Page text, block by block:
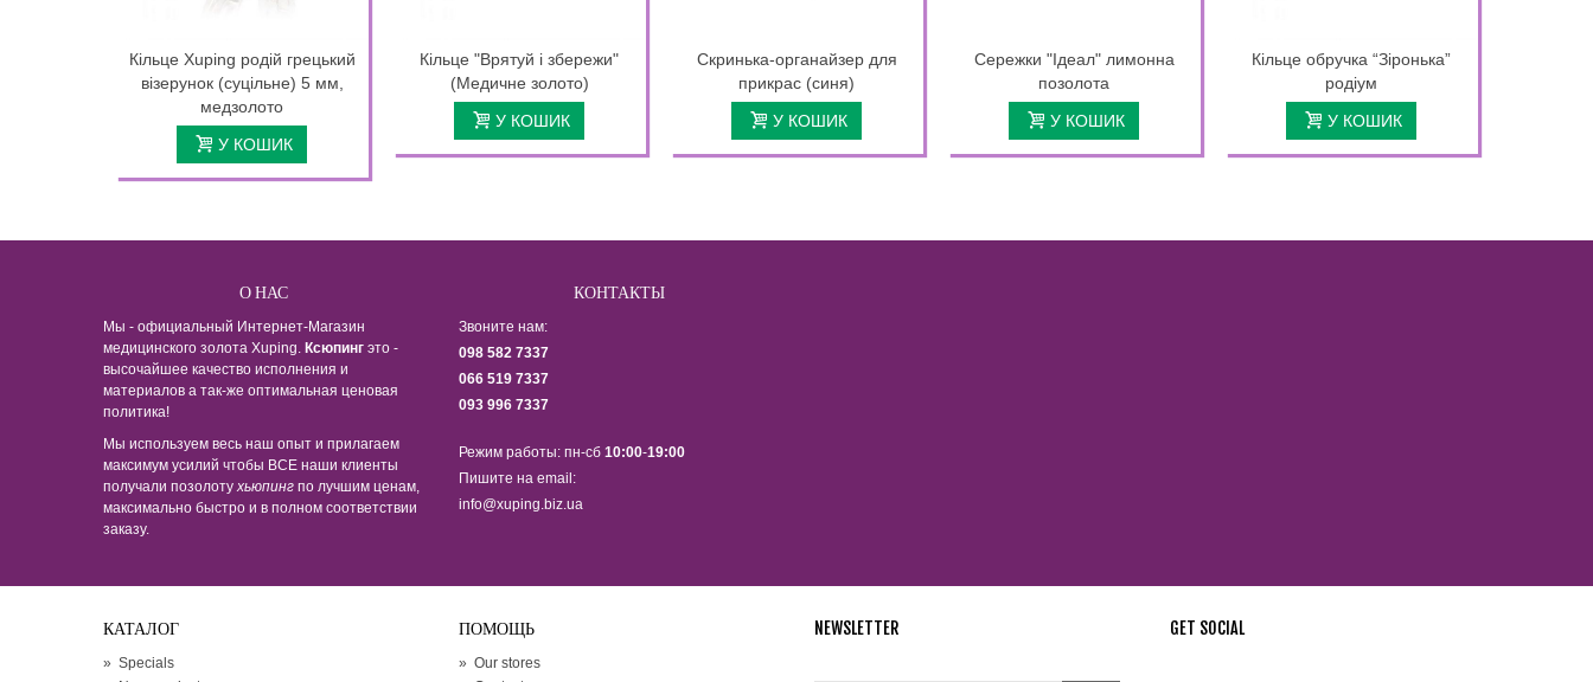
Кільце Xuping родій грецький
візерунок (суцільне) 5 мм,
медзолото
У КОШИК
Кільце "Врятуй і збережи"
(Медичне золото)
У КОШИК
Скринька-органайзер для
прикрас (синя)
У КОШИК
Сережки "Ідеал" лимонна
позолота
У КОШИК
Кільце обручка “Зіронька”
родіум
У КОШИК
О НАС
Мы - официальный Интернет-Магазин
медицинского золота Xuping. Ксюпинг это -
высочайшее качество исполнения и
материалов а так-же оптимальная ценовая
политика!
Мы используем весь наш опыт и прилагаем
максимум усилий чтобы ВСЕ наши клиенты
получали позолотухьюпинг по лучшим ценам,
максимально быстро и в полном соответствии
заказу.
КОНТАКТЫ
Звоните нам:
098 582 7337
066 519 7337
093 996 7337
Режим работы: пн-сб 10:00-19:00
Пишите на email:
info@xuping.biz.ua
КАТАЛОГ
» Specials
ПОМОЩЬ
» Our stores
NEWSLETTER GET SOCIAL